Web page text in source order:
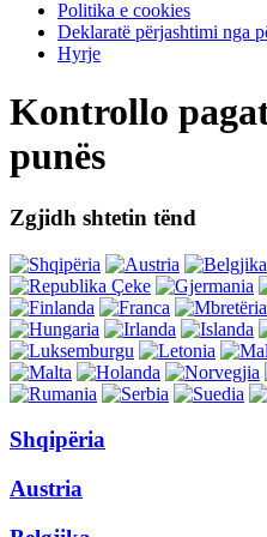
Politika e cookies
Deklaratë përjashtimi nga
Hyrje
Kontrollo
punës
Zgjidh shtetin tënd
Shqipëria
Austria